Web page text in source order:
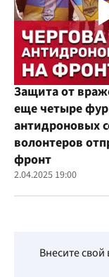
Защита от
еще четыре
антидроновых
волонтеров
фронт
2.04.2025 19:00
Внесите